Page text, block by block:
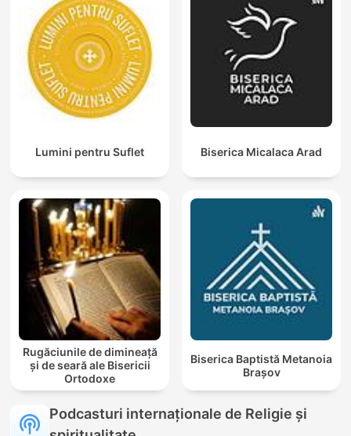
Lumini pentru Suflet Biserica Micalaca Arad
Rugăciunile de dimineață
și de seară ale Bisericii
Ortodoxe
Biserica Baptistă Metanoia
Brașov
Podcasturi internaționale de Religie și